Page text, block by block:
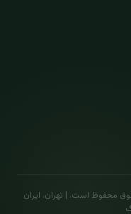
محفوظ است. | تهران، ایران